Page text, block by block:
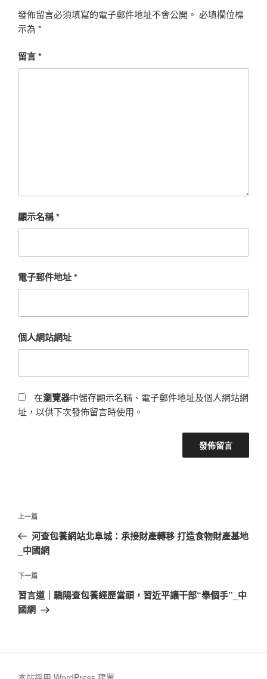
發佈留言必須填寫的電子郵件地址不會公開。 必填欄位標
示為 *
留言*
顯示名稱*
電子郵件地址*
個人網站網址
在瀏覽器中儲存顯示名稱、電子郵件地址及個人網站網
址，以供下次發佈留言時使用。
文
導
覽
上
一
篇
章
上一篇
河查包養網站北阜城：承接財產轉移 打造食物財產基地
_中國網
下
一
篇
下一篇
習言道｜驕陽查包養經歷當頭，習近平讓干部“舉個手”_中
國網